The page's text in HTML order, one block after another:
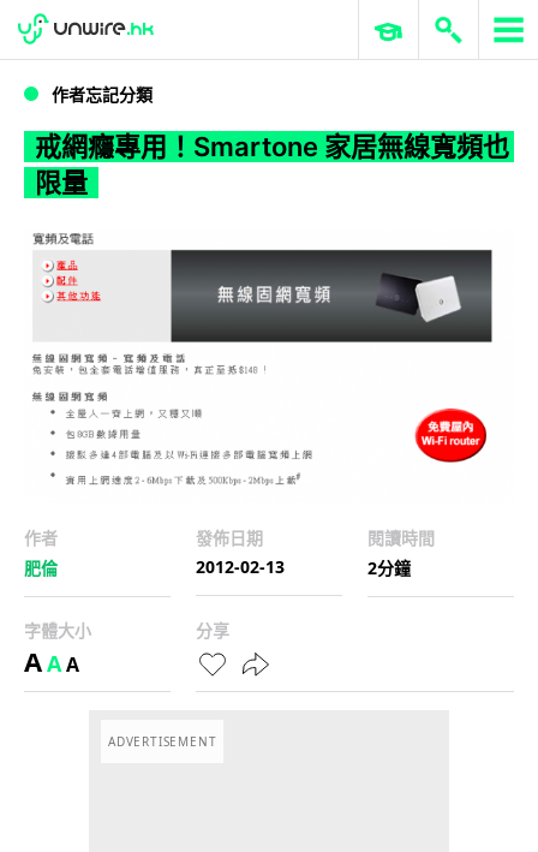
戒網癮專用！Smartone 家居無線寬頻也限量
WWDC 2026 ERP 與商業 AI
作者忘記分類
戒網癮專用！Smartone 家居無線寬頻也
限量
作者
肥倫
發佈日期
2012-02-13
閱讀時間
2分鐘
字體大小
AAA
分享
ADVERTISEMENT